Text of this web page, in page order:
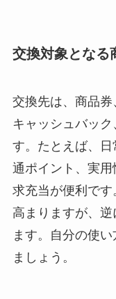
交換対象となる
交換先は、商品券
キャッシュバッ
す。たとえば、
通ポイント、実
求充当が便利で
高まりますが、
ます。自分の使
ましょう。